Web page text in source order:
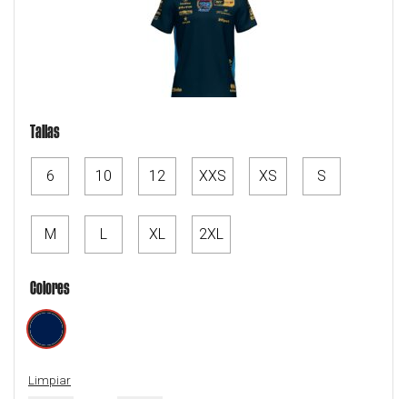
Tallas
6 10 12 XXS XS S
M L XL 2XL
Colores
Limpiar